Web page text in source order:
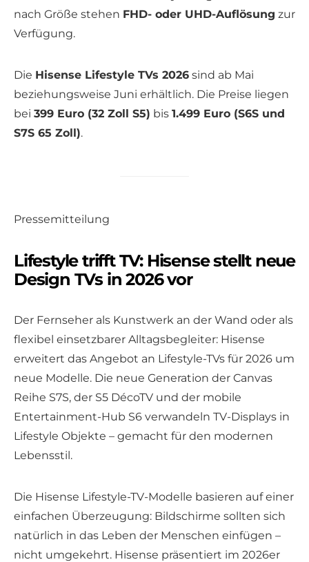
nach Größe stehen FHD- oder UHD-Auflösung zur
Verfügung.
Die Hisense Lifestyle TVs 2026 sind ab Mai
beziehungsweise Juni erhältlich. Die Preise liegen
bei 399 Euro (32 Zoll S5) bis 1.499 Euro (S6S und
S7S 65 Zoll).
Pressemitteilung
Lifestyle trifft TV: Hisense stellt neue
Design TVs in 2026 vor
Der Fernseher als Kunstwerk an der Wand oder als
flexibel einsetzbarer Alltagsbegleiter: Hisense
erweitert das Angebot an Lifestyle-TVs für 2026 um
neue Modelle. Die neue Generation der Canvas
Reihe S7S, der S5 DécoTV und der mobile
Entertainment-Hub S6 verwandeln TV-Displays in
Lifestyle Objekte – gemacht für den modernen
Lebensstil.
Die Hisense Lifestyle-TV-Modelle basieren auf einer
einfachen Überzeugung: Bildschirme sollten sich
natürlich in das Leben der Menschen einfügen –
nicht umgekehrt. Hisense präsentiert im 2026er